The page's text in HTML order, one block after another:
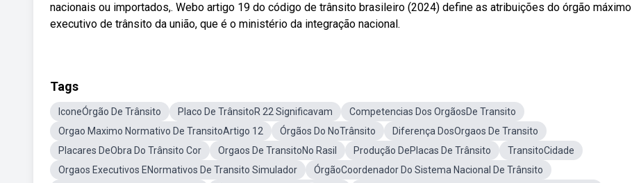
nacionais ou importados,. Webo artigo 19 do código de trânsito brasileiro (2024) define as atribuições do órgão máximo
executivo de trânsito da união, que é o ministério da integração nacional.
Tags
IconeÓrgão De Trânsito Placo De TrânsitoR 22 Significavam
Competencias Dos OrgãosDe Transito
Orgao Maximo Normativo De TransitoArtigo 12
Órgãos Do NoTrânsito
Diferença DosOrgaos De Transito
Placares DeObra Do Trânsito Cor
Orgaos De TransitoNo Rasil Produção DePlacas De Trânsito
TransitoCidade
Orgaos Executivos ENormativos De Transito Simulador
ÓrgãoCoordenador Do Sistema Nacional De Trânsito